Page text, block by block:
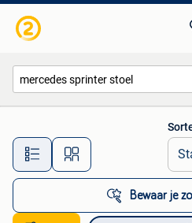
Alle
Bewaar je